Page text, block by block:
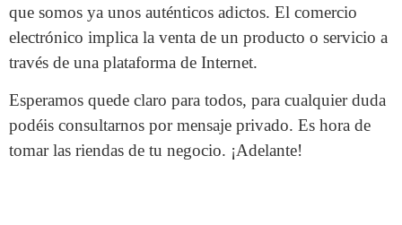
que somos ya unos auténticos adictos. El comercio
electrónico implica la venta de un producto o servicio a
través de una plataforma de Internet.
Esperamos quede claro para todos, para cualquier duda
podéis consultarnos por mensaje privado. Es hora de
tomar las riendas de tu negocio. ¡Adelante!